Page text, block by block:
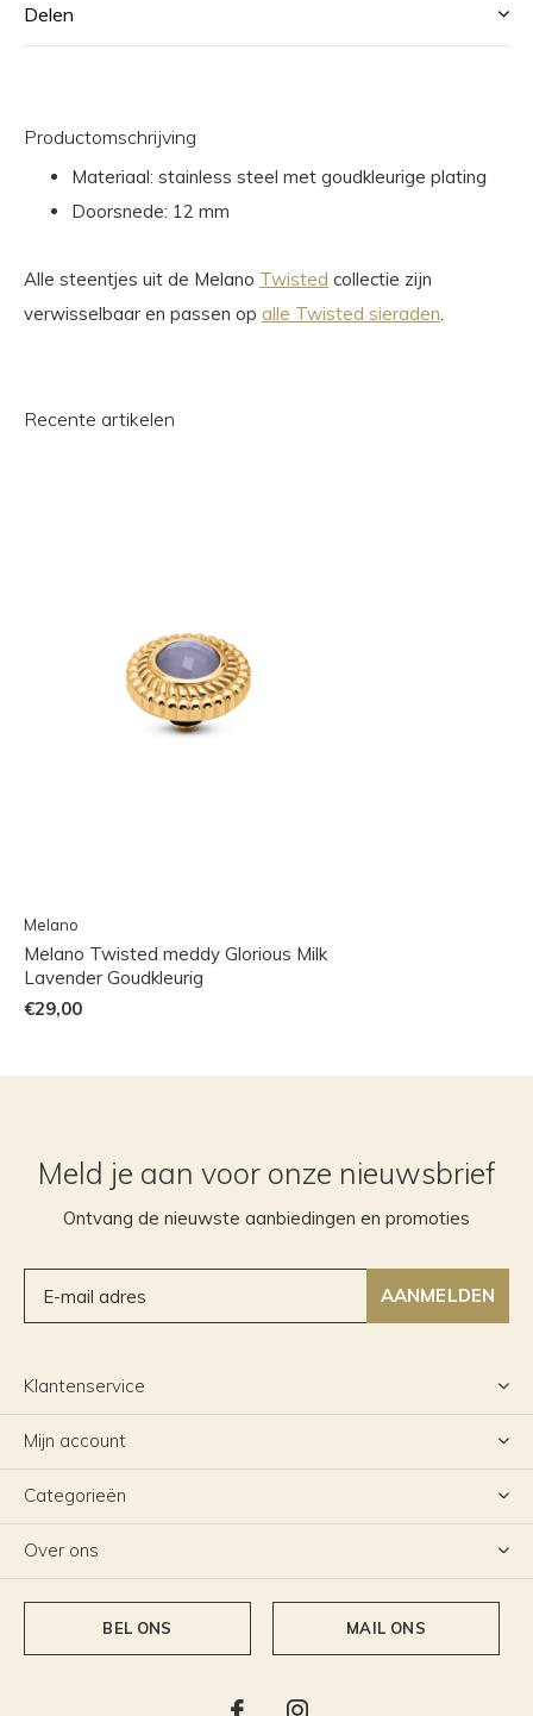
Delen
Productomschrijving
Materiaal: stainless steel met goudkleurige plating
Doorsnede: 12 mm
Alle steentjes uit de Melano Twisted collectie zijn
verwisselbaar en passen op alle Twisted sieraden
Recente artikelen
Melano
Melano Twisted meddy Glorious Milk
Lavender Goudkleurig
€29,00
Meld je aan voor onze nieuwsbrief
Ontvang de nieuwste aanbiedingen en promoties
AANMELDEN
Klantenservice
Mijn account
Categorieën
Over ons
BEL ONS MAIL ONS